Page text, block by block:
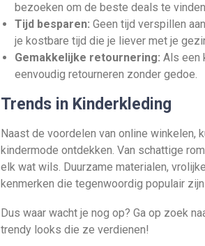
bezoeken om de beste deals te
Tijd besparen: Geen tijd verspillen
je kostbare tijd die je liever met je
Gemakkelijke retournering: Als een
eenvoudig retourneren zonder gedoe.
Trends in Kinderkleding
Naast de voordelen van online winkelen,
kindermode ontdekken. Van schattige
elk wat wils. Duurzame materialen,
kenmerken die tegenwoordig populair
Dus waar wacht je nog op? Ga op zoek
trendy looks die ze verdienen!